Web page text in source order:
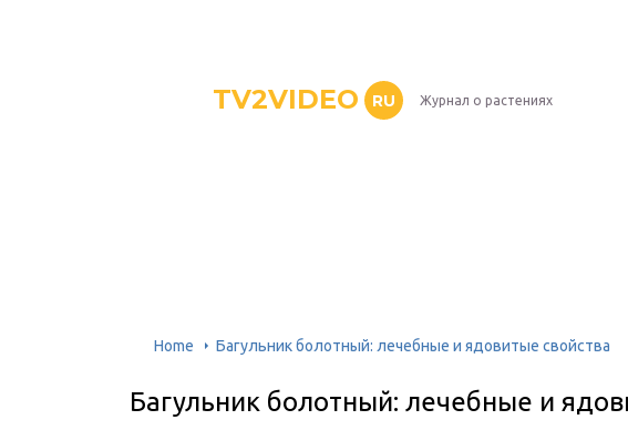
TV2VIDEO RU Журнал о растениях
Home Багульник болотный: лечебные и ядовитые свойства
Багульник болотный: лечебные и